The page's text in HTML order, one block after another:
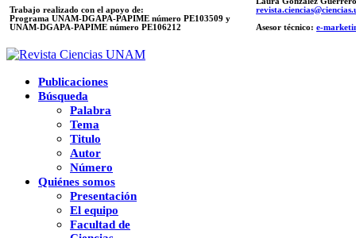
Trabajo realizado con el apoyo de:
Programa UNAM-DGAPA-PAPIME número PE103509 y
UNAM-DGAPA-PAPIME número PE106212
Asesor técnico: e-
Publicaciones
Búsqueda
Palabra
Tema
Titulo
Autor
Número
Quiénes somos
Presentación
El equipo
Facultad de